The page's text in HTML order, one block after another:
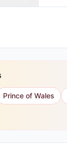
Prince of Wales